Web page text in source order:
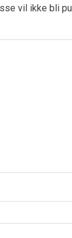
vil ikke bli